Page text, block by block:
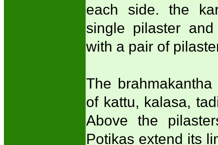
each side. the
single pilaster
with a pair of
The
of kattu, kalasa,
Above the
Potikas extend its